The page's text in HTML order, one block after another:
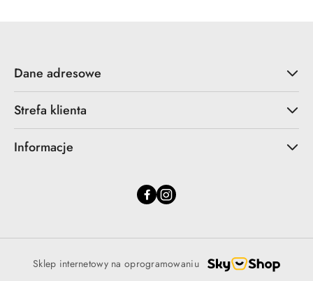
Dane adresowe
Strefa klienta
Informacje
Sklep internetowy na oprogramowaniu